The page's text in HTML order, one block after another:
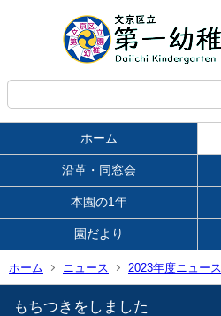
ホーム
沿革・同窓会
本園の1年
園だより
ホーム ニュース 2023年度ニュース
もちつきをしました